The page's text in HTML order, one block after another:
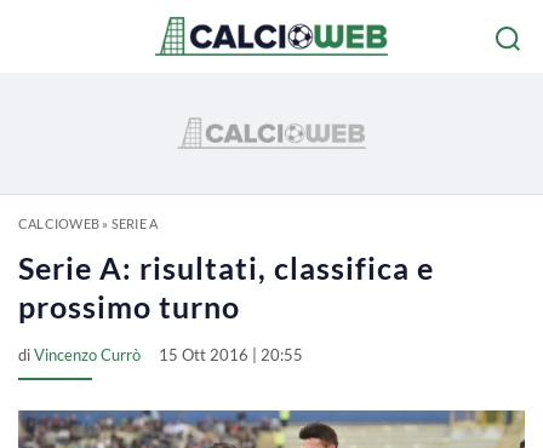
CALCIOWEB» SERIE A
Serie A: risultati, classifica e
prossimo turno
diVincenzo Currò 15 Ott 2016 | 20:55